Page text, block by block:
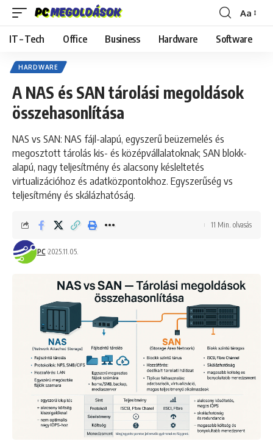
Font
Resizer
Aa
IT – Tech Office Business Hardware Software
HARDWARE
A NAS és SAN tárolási megoldások
összehasonlítása
NAS vs SAN: NAS fájl-alapú, egyszerű beüzemelés és
megosztott tárolás kis- és középvállalatoknak; SAN blokk-
alapú, nagy teljesítmény és alacsony késleltetés
virtualizációhoz és adatközpontokhoz. Egyszerűség vs
teljesítmény és skálázhatóság.
PC 2025.11.05.
11 Min. olvasás